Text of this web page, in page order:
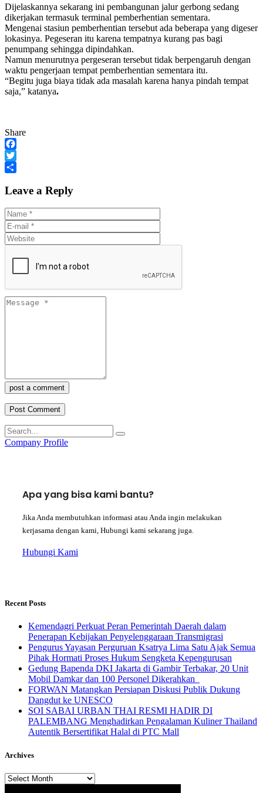
Dijelaskannya sekarang ini pembangunan jalur gerbong sedang
dikerjakan termasuk terminal pemberhentian sementara.
Mengenai stasiun pemberhentian tersebut ada beberapa yang digeser
lokasinya. Pegeseran itu karena tempatnya kurang pas bagi
penumpang sehingga dipindahkan.
Namun menurutnya pergeseran tersebut tidak berpengaruh dengan
waktu pengerjaan tempat pemberhentian sementara itu.
“Begitu juga biaya tidak ada masalah karena hanya pindah tempat
saja,” katanya.
Share
Facebook
Twitter
Leave a Reply
post a comment
Company Profile
Apa yang bisa kami bantu?
Jika Anda membutuhkan informasi atau Anda ingin melakukan
kerjasama dengan kami, Hubungi kami sekarang juga.
Hubungi Kami
Recent Posts
Kemendagri Perkuat Peran Pemerintah Daerah dalam
Penerapan Kebijakan Penyelenggaraan Transmigrasi
Pengurus Yayasan Perguruan Ksatrya Lima Satu Ajak Semua
Pihak Hormati Proses Hukum Sengketa Kepengurusan
Gedung Bapenda DKI Jakarta di Gambir Terbakar, 20 Unit
Mobil Damkar dan 100 Personel Dikerahkan
FORWAN Matangkan Persiapan Diskusi Publik Dukung
Dangdut ke UNESCO
SOI SABAI URBAN THAI RESMI HADIR DI
PALEMBANG Menghadirkan Pengalaman Kuliner Thailand
Autentik Bersertifikat Halal di PTC Mall
Archives
Archives